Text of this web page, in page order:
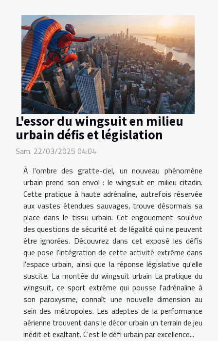
L'essor du wingsuit en milieu
urbain défis et législation
Sam. 22/03/2025 04:04
À l'ombre des gratte-ciel, un nouveau phénomène
urbain prend son envol : le wingsuit en milieu citadin.
Cette pratique à haute adrénaline, autrefois réservée
aux vastes étendues sauvages, trouve désormais sa
place dans le tissu urbain. Cet engouement soulève
des questions de sécurité et de légalité qui ne peuvent
être ignorées. Découvrez dans cet exposé les défis
que pose l'intégration de cette activité extrême dans
l'espace urbain, ainsi que la réponse législative qu'elle
suscite. La montée du wingsuit urbain La pratique du
wingsuit, ce sport extrême qui pousse l'adrénaline à
son paroxysme, connaît une nouvelle dimension au
sein des métropoles. Les adeptes de la performance
aérienne trouvent dans le décor urbain un terrain de jeu
inédit et exaltant. C'est le défi urbain par excellence...